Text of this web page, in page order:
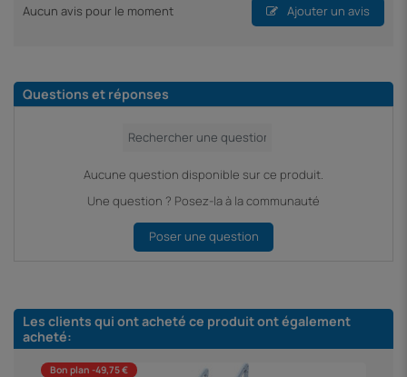
Aucun avis pour le moment Ajouter un avis
Questions et réponses
Aucune question disponible sur ce produit.
Une question ? Posez-la à la communauté
Poser une question
Les clients qui ont acheté ce produit ont également
acheté:
Bon plan -49,75 €